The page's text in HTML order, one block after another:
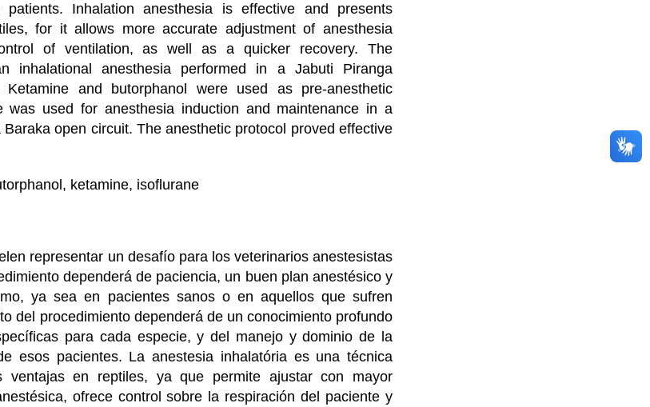
Inhalation anesthesia is effective and presents
for it allows more accurate adjustment of anesthesia
of ventilation, as well as a quicker recovery. The
inhalational anesthesia performed in a Jabuti Piranga
Ketamine and butorphanol were used as pre-anesthetic
was used for anesthesia induction and maintenance in a
open circuit. The anesthetic protocol proved effective
ketamine, isoflurane
representar un desafío para los veterinarios anestesistas
dependerá de paciencia, un buen plan anestésico y
ya sea en pacientes sanos o en aquellos que sufren
del procedimiento dependerá de un conocimiento profundo
para cada especie, y del manejo y dominio de la
esos pacientes. La anestesia inhalatória es una técnica
ventajas en reptiles, ya que permite ajustar con mayor
ofrece control sobre la respiración del paciente y